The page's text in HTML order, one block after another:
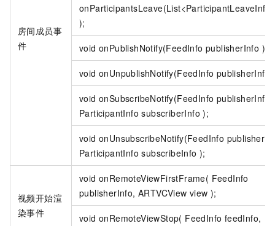
房间成员事
件
);
void onPublishNotify(FeedInfo publisherInfo );
void onUnpublishNotify(FeedInfo publisherInfo
void onSubscribeNotify(FeedInfo publisherInfo,
ParticipantInfo subscriberInfo );
void onUnsubscribeNotify(FeedInfo
ParticipantInfo subscribeInfo );
视频开始渲
染事件
void onRemoteViewFirstFrame( FeedInfo
publisherInfo, ARTVCView view );
void onRemoteViewStop( FeedInfo feedInfo,